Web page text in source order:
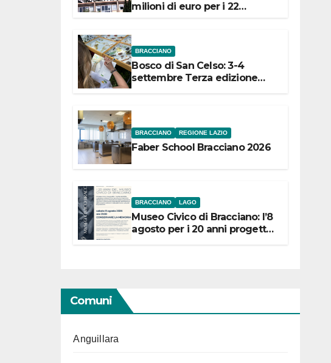
milioni di euro per i 22
BRACCIANO
Bosco di San Celso: 3-4
settembre Terza edizione
BRACCIANO REGIONE LAZIO
Faber School Bracciano 2026
BRACCIANO LAGO
Museo Civico di Bracciano: l’8
agosto per i 20 anni progetto
Comuni
Anguillara